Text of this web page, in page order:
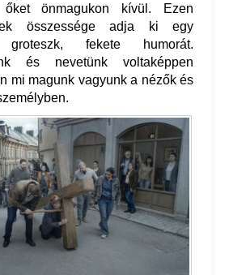
önmagukon kívül. Ezen
összessége adja ki egy
groteszk, fekete humorát.
és nevetünk voltaképpen
mi magunk vagyunk a nézők és